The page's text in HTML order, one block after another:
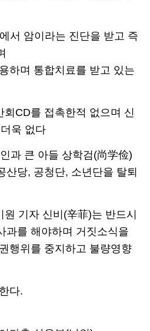
서 암이라는 진단을 받고 즉
하며 통합치료를 받고 있는
CD를 접촉한적 없으며 신
욱 없다
과 큰 아들 상학검(尚学俭)
산당, 공청단, 소년단을 탈퇴
기자 신비(辛菲)는 반드시
과를 해야하며 거짓소식을
행위를 중지하고 불량영향
다.